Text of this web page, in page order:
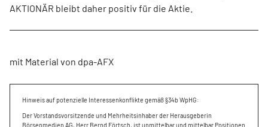
AKTIONÄR bleibt daher positiv für die Aktie.
mit Material von dpa-AFX
Hinweis auf potenzielle Interessenkonflikte gemäß §34b WpHG:
Der Vorstandsvorsitzende und Mehrheitsinhaber der Herausgeberin
Börsenmedien AG, Herr Bernd Förtsch, ist unmittelbar und mittelbar Positionen